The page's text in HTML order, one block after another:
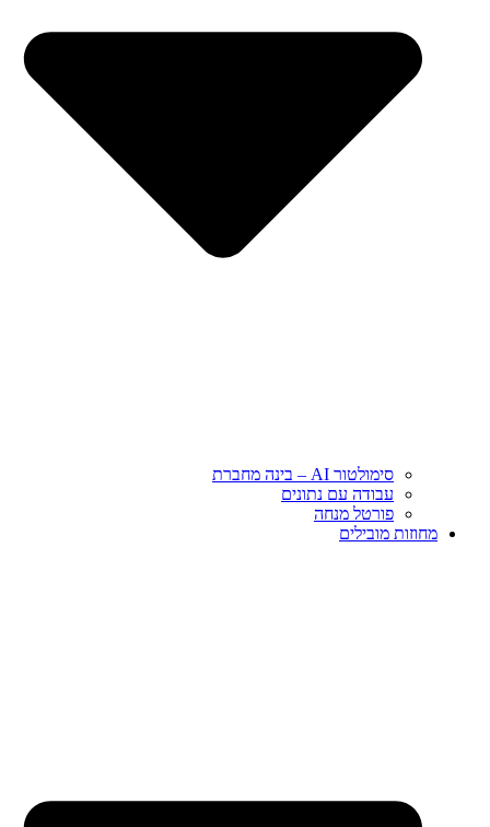
סימולטור AI – בינה מחברת
עבודה עם נתונים
פורטל מנחה
מחוזות מובילים